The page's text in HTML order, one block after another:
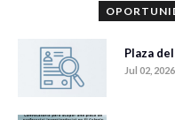
Plaza
Jul 02, 2026